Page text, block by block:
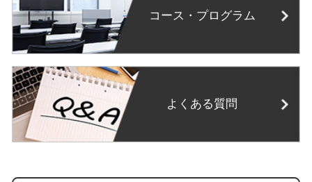
コース・プログラム
よくある質問